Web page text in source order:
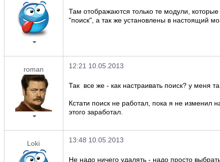
Там отображаются только те модули,
"поиск", а так же установлены в настоящий
roman 12:21 10.05.2013
Так все же - как настраивать поиск? у меня
Кстати поиск не работал, пока я не изменил
этого заработал.
Loki 13:48 10.05.2013
Не надо ничего удалять - надо просто